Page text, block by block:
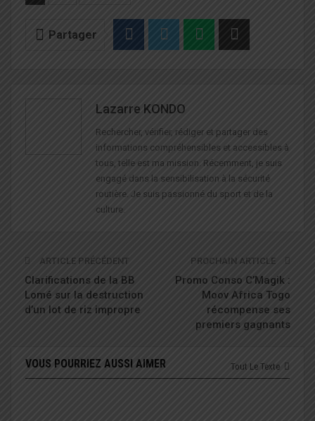
Partager
Lazarre KONDO
Rechercher, vérifier, rédiger et partager des
informations compréhensibles et accessibles à
tous, telle est ma mission. Récemment, je suis
engagé dans la sensibilisation à la sécurité
routière. Je suis passionné du sport et de la
culture.
ARTICLE PRÉCÉDENT
Clarifications de la BB
Lomé sur la destruction
d’un lot de riz impropre
PROCHAIN ARTICLE
Promo Conso C’Magik :
Moov Africa Togo
récompense ses
premiers gagnants
Tout Le Texte
VOUS POURRIEZ AUSSI AIMER